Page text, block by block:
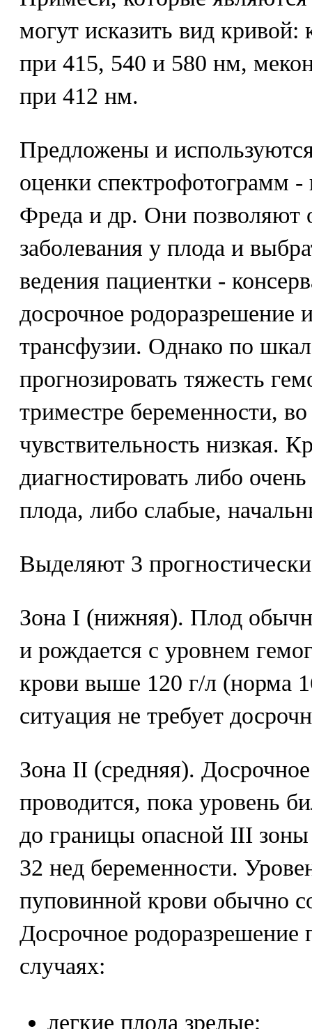
могут исказить вид кривой:
при 415, 540 и 580 нм,
при 412 нм.
Предложены и
оценки спектрофотограмм
Фреда и др. Они позволяют
заболевания у плода и
ведения пациентки -
досрочное родоразрешение
трансфузии. Однако по
прогнозировать тяжесть
триместре беременности,
чувствительность низкая.
диагностировать либо
плода, либо слабые,
Выделяют 3
Зона I (нижняя). Плод
и рождается с уровнем
крови выше 120 г/л (норма
ситуация не требует
Зона II (средняя).
проводится, пока уровень
до границы опасной III
32 нед беременности.
пуповинной крови обычно
Досрочное родоразрешение
случаях:
легкие плода зрелые;